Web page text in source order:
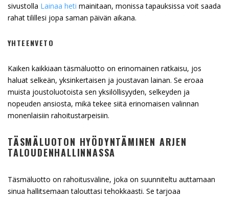
sivustolla Lainaa heti mainitaan, monissa tapauksissa voit saada
rahat tilillesi jopa saman päivän aikana.
YHTEENVETO
Kaiken kaikkiaan täsmäluotto on erinomainen ratkaisu, jos
haluat selkeän, yksinkertaisen ja joustavan lainan. Se eroaa
muista joustoluotoista sen yksilöllisyyden, selkeyden ja
nopeuden ansiosta, mikä tekee siitä erinomaisen valinnan
monenlaisiin rahoitustarpeisiin.
TÄSMÄLUOTON HYÖDYNTÄMINEN ARJEN
TALOUDENHALLINNASSA
Täsmäluotto on rahoitusväline, joka on suunniteltu auttamaan
sinua hallitsemaan talouttasi tehokkaasti. Se tarjoaa